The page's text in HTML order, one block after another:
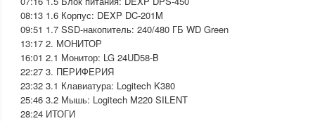
08:13 1.6 Корпус: DEXP DC-201M
09:51 1.7 SSD-накопитель: 240/480 ГБ WD Green
13:17 2. МОНИТОР
16:01 2.1 Монитор: LG 24UD58-B
22:27 3. ПЕРИФЕРИЯ
23:32 3.1 Клавиатура: Logitech K380
25:46 3.2 Мышь: Logitech M220 SILENT
28:24 ИТОГИ